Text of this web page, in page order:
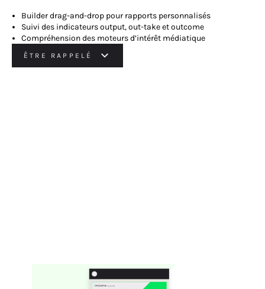
Builder drag-and-drop pour rapports personnalisés
Suivi des indicateurs output, out-take et outcome
Compréhension des moteurs d’intérêt médiatique
ÊTRE RAPPELÉ